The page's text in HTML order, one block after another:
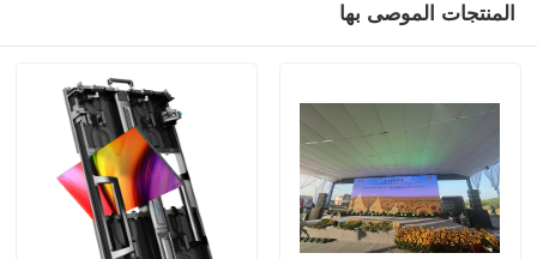
المنتجات الموصى بها